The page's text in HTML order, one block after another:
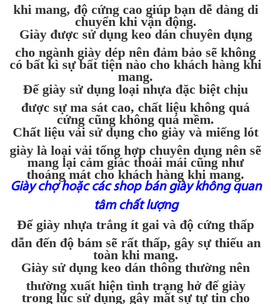
khi mang, độ cứng cao giúp bạn dễ dàng di
chuyển khi vận động.
Giày được sử dụng keo dán chuyên dụng
cho ngành giày dép nên đảm bảo sẽ không
có bất kì sự bất tiện nào cho khách hàng khi
mang.
Đế giày sử dụng loại nhựa đặc biệt chịu
được sự ma sát cao, chất liệu không quá
cứng cũng không quá mềm.
Chất liệu vải sử dụng cho giày và miếng lót
giày là loại vải tổng hợp chuyên dụng nên sẽ
mang lại cảm giác thoải mái cũng như
thoáng mát cho khách hàng khi mang.
Giày chợ hoặc các shop bán giày không quan
tâm chất lượng
Đế giày nhựa trắng ít gai và độ cứng thấp
dẫn đến độ bám sẽ rất thấp, gây sự thiếu an
toàn khi mang.
Giày sử dụng keo dán thông thường nên
thường xuất hiện tình trạng hở đế giày
trong lúc sử dụng, gây mất sự tự tin cho